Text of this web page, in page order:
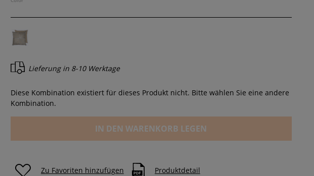
Lieferung in 8-10 Werktage
Diese Kombination existiert für dieses Produkt nicht. Bitte wählen Sie eine andere
Kombination.
IN DEN WARENKORB LEGEN
Zu Favoriten hinzufügen Produktdetail